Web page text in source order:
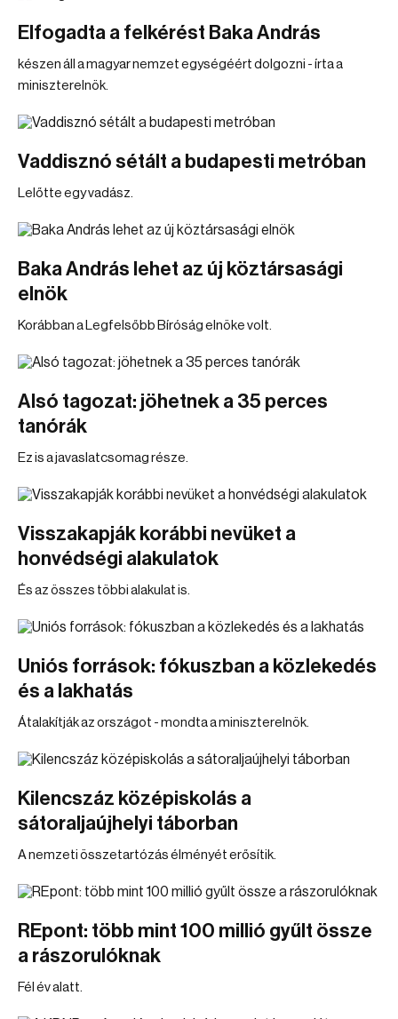
Elfogadta a felkérést Baka András
készen áll a magyar nemzet egységéért dolgozni - írta a
miniszterelnök.
Vaddisznó sétált a budapesti metróban
Lelőtte egy vadász.
Baka András lehet az új köztársasági
elnök
Korábban a Legfelsőbb Bíróság elnöke volt.
Alsó tagozat: jöhetnek a 35 perces
tanórák
Ez is a javaslatcsomag része.
Visszakapják korábbi nevüket a
honvédségi alakulatok
És az összes többi alakulat is.
Uniós források: fókuszban a közlekedés
és a lakhatás
Átalakítják az országot - mondta a miniszterelnök.
Kilencszáz középiskolás a
sátoraljaújhelyi táborban
A nemzeti összetartózás élményét erősítik.
REpont: több mint 100 millió gyűlt össze
a rászorulóknak
Fél év alatt.